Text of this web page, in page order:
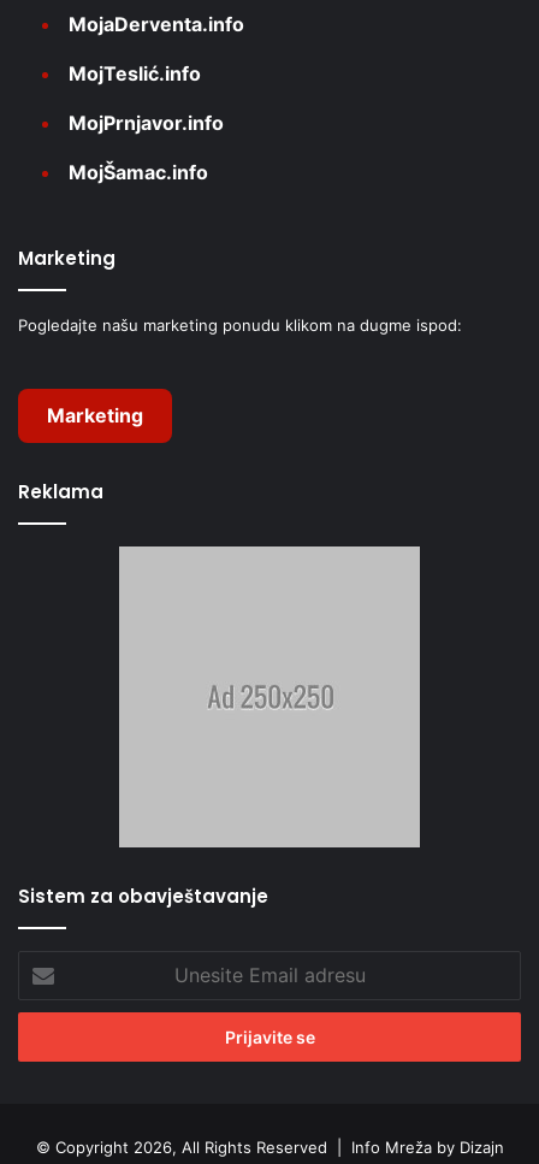
MojaDerventa.info
MojTeslić.info
MojPrnjavor.info
MojŠamac.info
Marketing
Pogledajte našu marketing ponudu klikom na dugme ispod:
Marketing
Reklama
Sistem za obavještavanje
Email
adresu
© Copyright 2026, All Rights Reserved | Info Mreža by Dizajn